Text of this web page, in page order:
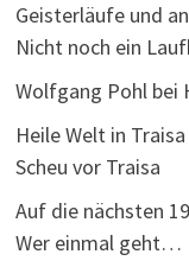
Geisterläufe und
Nicht noch ein
Wolfgang Pohlbei
Heile Welt in
Scheu vor Traisa
Auf die nächsten
Wer einmal geht…